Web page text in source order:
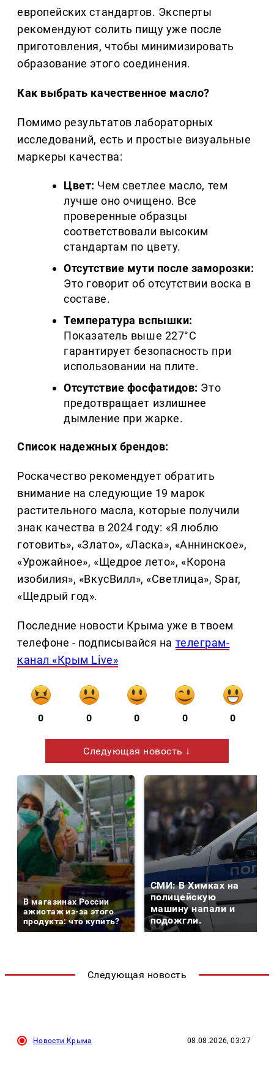
европейских стандартов. Эксперты
рекомендуют солить пищу уже после
приготовления, чтобы минимизировать
образование этого соединения.
Как выбрать качественное масло?
Помимо результатов лабораторных
исследований, есть и простые визуальные
маркеры качества:
Цвет: Чем светлее масло, тем
лучше оно очищено. Все
проверенные образцы
соответствовали высоким
стандартам по цвету.
Отсутствие мути после заморозки:
Это говорит об отсутствии воска в
составе.
Температура вспышки:
Показатель выше 227°C
гарантирует безопасность при
использовании на плите.
Отсутствие фосфатидов: Это
предотвращает излишнее
дымление при жарке.
Список надежных брендов:
Роскачество рекомендует обратить
внимание на следующие 19 марок
растительного масла, которые получили
знак качества в 2024 году: «Я люблю
готовить», «Злато», «Ласка», «Аннинское»,
«Урожайное», «Щедрое лето», «Корона
изобилия», «ВкусВилл», «Светлица», Spar,
«Щедрый год».
Последние новости Крыма уже в твоем
телефоне - подписывайся на телеграм-
канал «Крым Live»
0 0 0 0 0
Следующая новость ↓
В магазинах России
ажиотаж из-за этого
продукта: что купить?
СМИ: В Химках на
полицейскую
машину напали и
подожгли.
Следующая новость
Новости Крыма 08.08.2026, 03:27